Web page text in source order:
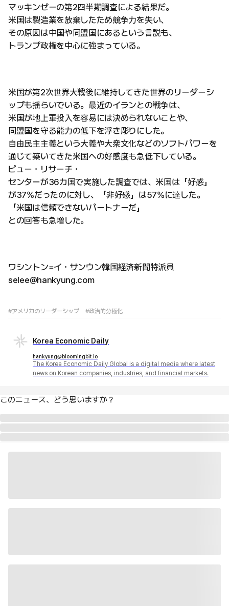
マッキンゼーの第2四半期調査による結果だ。
米国は製造業を放棄したため競争力を失い、
その原因は中国や同盟国にあるという言説も、
トランプ政権を中心に強まっている。
米国が第2次世界大戦後に維持してきた世界のリーダーシ
ップも揺らいでいる。最近のイランとの戦争は、
米国が地上軍投入を容易には決められないことや、
同盟国を守る能力の低下を浮き彫りにした。
自由民主主義という大義や大衆文化などのソフトパワーを
通じて築いてきた米国への好感度も急低下している。
ピュー・リサーチ・
センターが36カ国で実施した調査では、米国は「好感」
が37%だったのに対し、「非好感」は57%に達した。
「米国は信頼できないパートナーだ」
との回答も急増した。
ワシントン=イ・サンウン韓国経済新聞特派員
selee@hankyung.com
#アメリカのリーダーシップ #政治的分極化
Korea Economic Daily
hankyung@bloomingbit.io
The Korea Economic Daily Global is a digital media where latest
news on Korean companies, industries, and financial markets.
このニュース、どう思いますか？